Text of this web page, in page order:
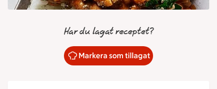
Har du lagat receptet?
Markera som tillagat